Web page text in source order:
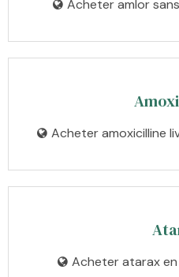
Acheter amlor
Acheter amoxicilline
Acheter atarax